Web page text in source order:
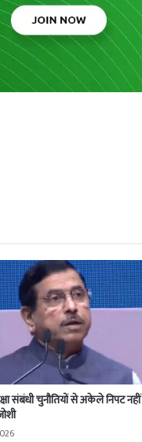
संबंधी चुनौतियों से अकेले निपट नहीं